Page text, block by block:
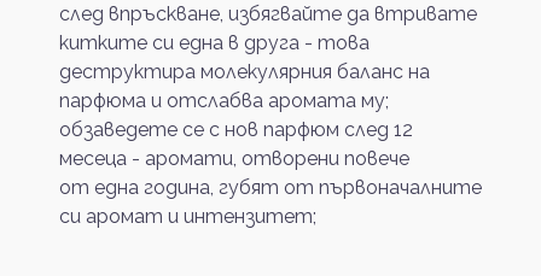
след впръскване, избягвайте да втривате
китките си една в друга - това
деструктира молекулярния баланс на
парфюма и отслабва аромата му;
обзаведете се с нов парфюм след 12
месеца - аромати, отворени повече
от една година, губят от първоначалните
си аромат и интензитет;